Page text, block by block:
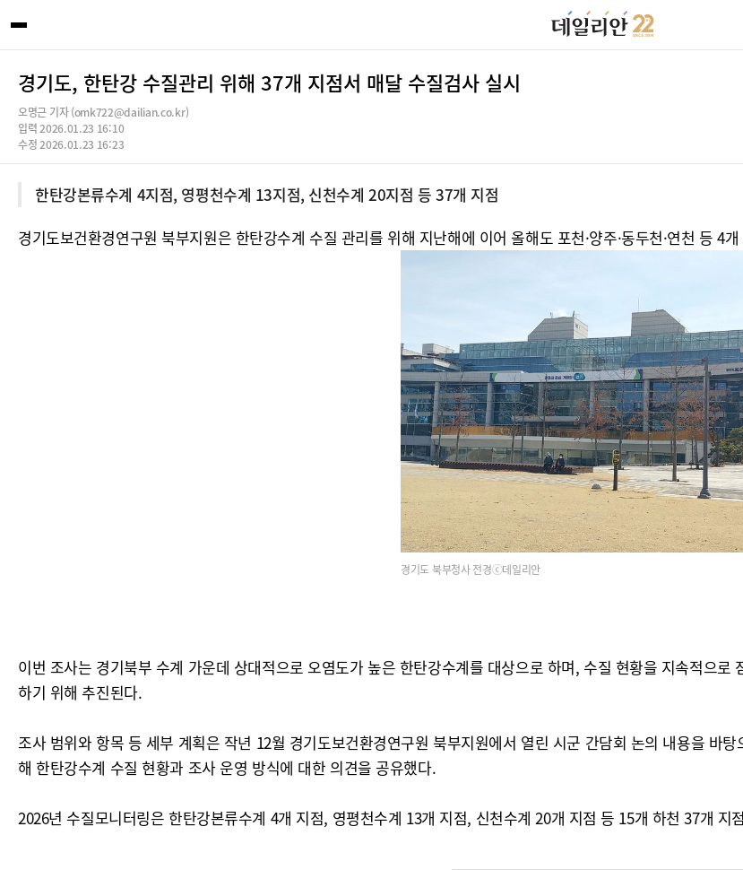
경기도, 한탄강 수질관리 위해 37개 지점서 매달 수질검사 실시
오명근 기자 (omk722@dailian.co.kr)
입력 2026.01.23 16:10
수정 2026.01.23 16:23
한탄강본류수계 4지점, 영평천수계 13지점, 신천수계 20지점 등 37개 지점
경기도보건환경연구원 북부지원은 한탄강수계 수질 관리를 위해 지난해에 이어 올해도 포천·양주·동두천·연천 등 4
경기도 북부청사 전경ⓒ데일리안
이번 조사는 경기북부 수계 가운데 상대적으로 오염도가 높은 한탄강수계를 대상으로 하며, 수질 현황을 지속적으
하기 위해 추진된다.
조사 범위와 항목 등 세부 계획은 작년 12월 경기도보건환경연구원 북부지원에서 열린 시군 간담회 논의 내용을 바
해 한탄강수계 수질 현황과 조사 운영 방식에 대한 의견을 공유했다.
2026년 수질모니터링은 한탄강본류수계 4개 지점, 영평천수계 13개 지점, 신천수계 20개 지점 등 15개 하천 37개 지